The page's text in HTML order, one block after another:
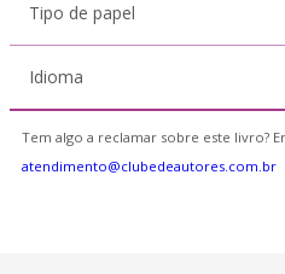
Tipo de papel
Idioma
Tem algo a reclamar sobre este livro?
atendimento@clubedeautores.com.br